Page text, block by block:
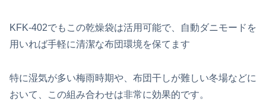
KFK-402でもこの乾燥袋は活用可能で、自動ダニモードを
用いれば手軽に清潔な布団環境を保てます
特に湿気が多い梅雨時期や、布団干しが難しい冬場などに
おいて、この組み合わせは非常に効果的です。